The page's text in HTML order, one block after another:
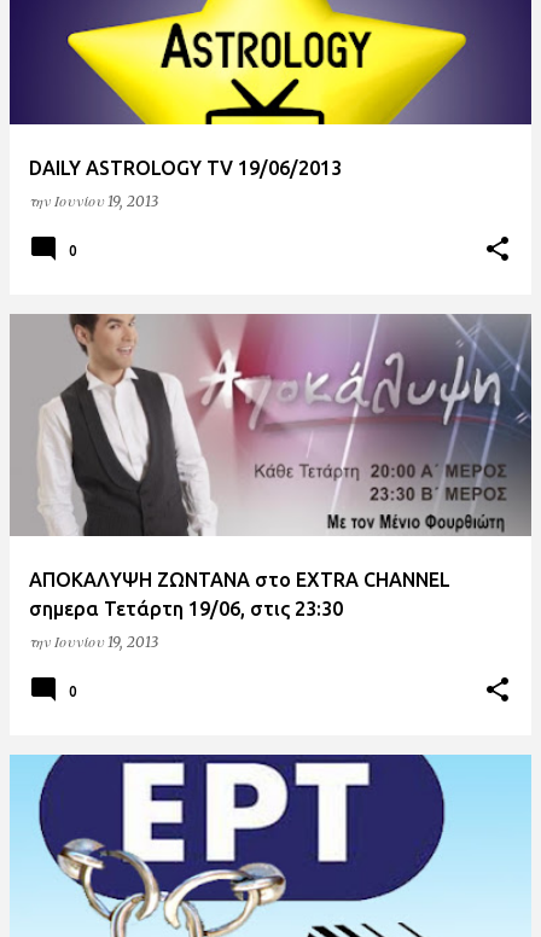
DAILY ASTROLOGY TV 19/06/2013
την Ιουνίου 19, 2013
0
ΑΠΟΚΑΛΥΨΗ ΖΩΝΤΑΝΑ στο EXTRA CHANNEL
σημερα Τετάρτη 19/06, στις 23:30
την Ιουνίου 19, 2013
0